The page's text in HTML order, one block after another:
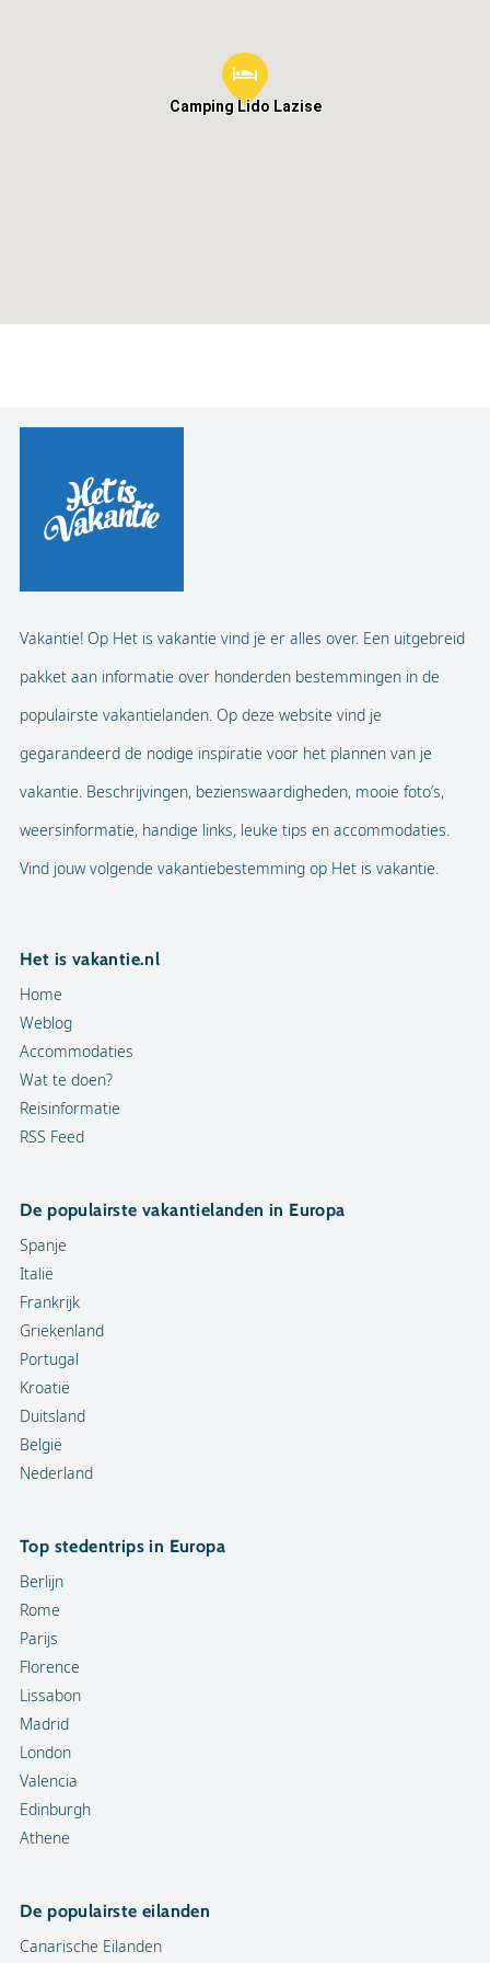
Camping Lido Lazise
Vakantie! Op Het is vakantie vind je er alles over. Een uitgebreid
pakket aan informatie over honderden bestemmingen in de
populairste vakantielanden. Op deze website vind je
gegarandeerd de nodige inspiratie voor het plannen van je
vakantie. Beschrijvingen, bezienswaardigheden, mooie foto’s,
weersinformatie, handige links, leuke tips en accommodaties.
Vind jouw volgende vakantiebestemming op Het is vakantie.
Het is vakantie.nl
Home
Weblog
Accommodaties
Wat te doen?
Reisinformatie
RSS Feed
De populairste vakantielanden in Europa
Spanje
Italië
Frankrijk
Griekenland
Portugal
Kroatië
Duitsland
België
Nederland
Top stedentrips in Europa
Berlijn
Rome
Parijs
Florence
Lissabon
Madrid
London
Valencia
Edinburgh
Athene
De populairste eilanden
Canarische Eilanden